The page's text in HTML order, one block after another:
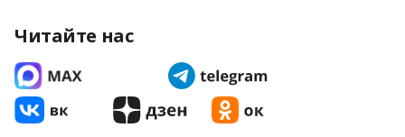
Читайте нас